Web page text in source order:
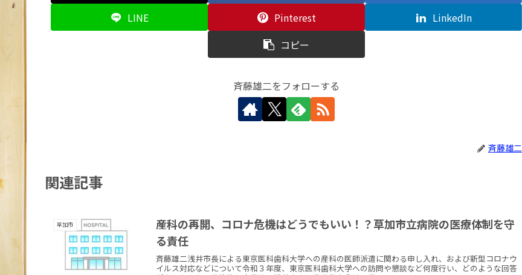
LINE
Pinterest
LinkedIn
コピー
斉藤雄二をフォローする
斉藤雄二
関連記事
草加市
産科の再開、コロナ危機はどうでもいい！？草加市立病院の医療体制を守
る責任
斉藤雄二浅井市長による東京医科歯科大学への産科の医師派遣に関わる申し入れ、および新型コロナウ
イルス対応などについて令和３年度、東京医科歯科大学への訪問や懇談など何度行い、どのような回答